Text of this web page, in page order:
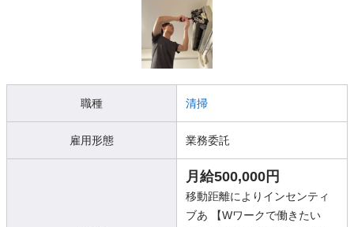
職種 清掃
雇用形態 業務委託
月給500,000円
移動距離によりインセンティ
ブあ 【Wワークで働きたい